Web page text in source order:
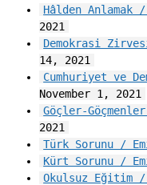
Hâlden Anlamak
2021
Demokrasi
14, 2021
Cumhuriyet ve
November 1, 2021
Göçler-
2021
Türk Sorunu /
Kürt Sorunu /
Okulsuz Eğitim /